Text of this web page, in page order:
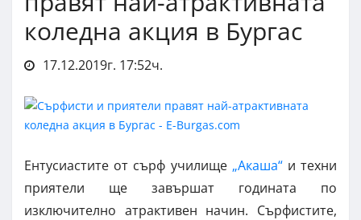
коледна акция в Бургас
17.12.2019г. 17:52ч.
Ентусиастите от сърф училище „Акаша“и техни
приятели ще завършат годината по
изключително атрактивен начин. Сърфистите,